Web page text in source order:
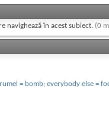
navighează în acest subiect. (0
= bomb; everybody else =